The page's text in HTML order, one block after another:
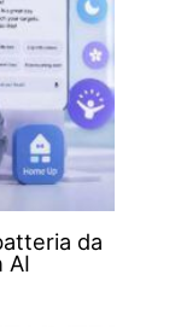
da
AI